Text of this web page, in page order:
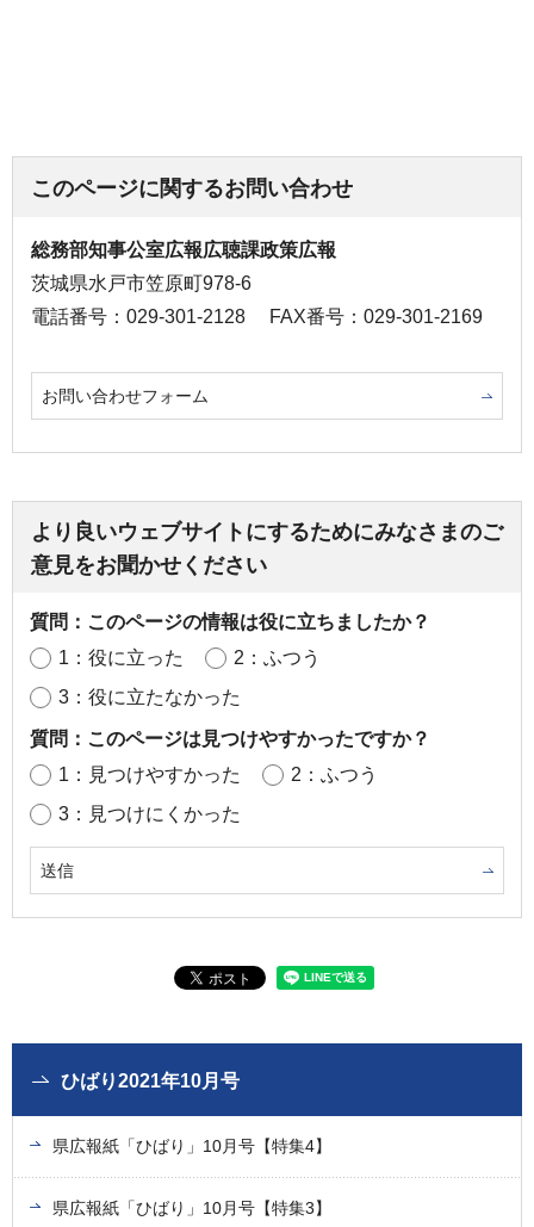
このページに関するお問い合わせ
総務部知事公室広報広聴課政策広報
茨城県水戸市笠原町978-6
電話番号：029-301-2128
FAX番号：029-301-2169
お問い合わせフォーム
より良いウェブサイトにするためにみなさまのご
意見をお聞かせください
質問：このページの情報は役に立ちましたか？
1：役に立った
2：ふつう
3：役に立たなかった
質問：このページは見つけやすかったですか？
1：見つけやすかった
2：ふつう
3：見つけにくかった
ひばり2021年10月号
県広報紙「ひばり」10月号【特集4】
県広報紙「ひばり」10月号【特集3】